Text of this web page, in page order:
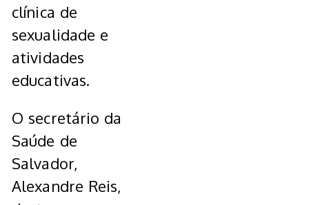
clínica de
sexualidade e
atividades
educativas.
O secretário da
Saúde de
Salvador,
Alexandre Reis,